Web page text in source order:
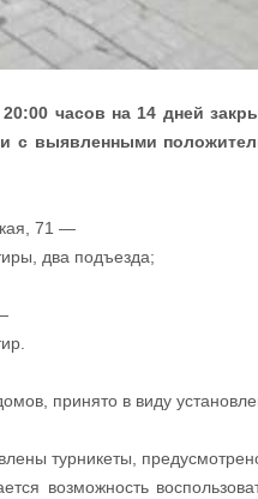
часов на 14 дней
с выявленными
71 —
два подъезда;
принято в виду
турникеты,
возможность